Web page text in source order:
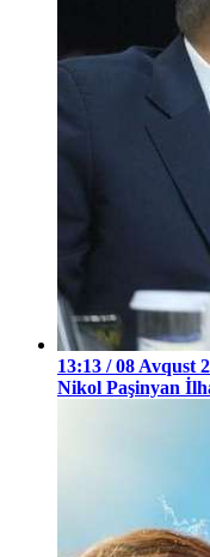
13:13 / 08 Avqust
Nikol Paşinyan